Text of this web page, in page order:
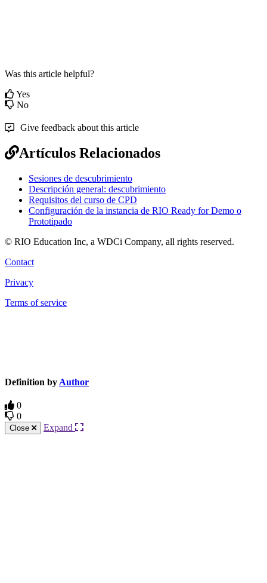
Was this article helpful?
Yes
No
Give feedback about this article
Artículos Relacionados
Sesiones de descubrimiento
Descripción general: descubrimiento
Requisitos del curso de CPD
Configuración de la instancia de RIO Ready for Demo o
Prototipado
© RIO Education Inc, a WDCi Company, all rights reserved.
Contact
Privacy
Terms of service
Definition by Author
0
0
Close Expand